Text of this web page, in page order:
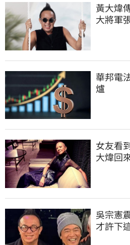
黃大煒
大將軍
華邦電
爐
女友看
大煒回
吳宗憲
才許下